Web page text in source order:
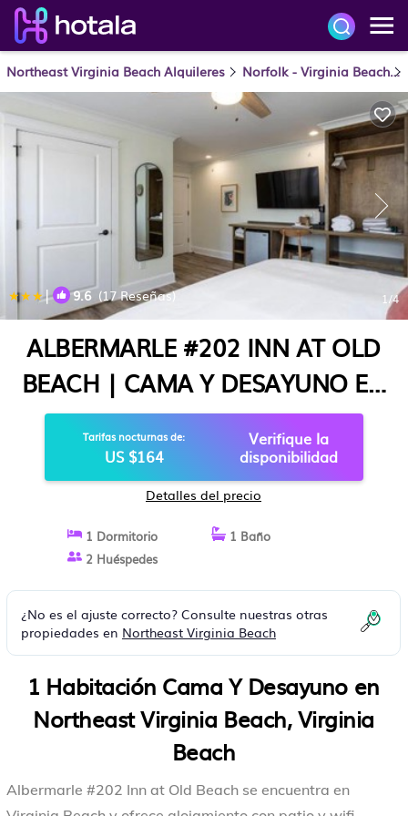
Northeast Virginia Beach Alquileres Norfolk - Virginia Beach
| 9.6(17 Reseñas) 1/4
ALBERMARLE #202 INN AT OLD
BEACH | CAMA Y DESAYUNO EN
VIRGINIA BEACH
Tarifas nocturnas de:
US $164
Verifique la
disponibilidad
Detalles del precio
1 Dormitorio
1 Baño
2 Huéspedes
¿No es el ajuste correcto? Consulte nuestras otras
propiedades en Northeast Virginia Beach
1 Habitación Cama Y Desayuno en
Northeast Virginia Beach, Virginia
Beach
Albermarle #202 Inn at Old Beach se encuentra en